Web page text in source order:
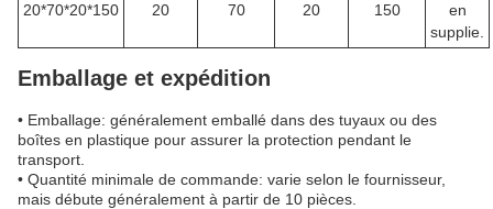
20*70*20*150 20 70 20 150
en
supplie.
Emballage et expédition
• Emballage: généralement emballé dans des tuyaux ou des
boîtes en plastique pour assurer la protection pendant le
transport.
• Quantité minimale de commande: varie selon le fournisseur,
mais débute généralement à partir de 10 pièces.